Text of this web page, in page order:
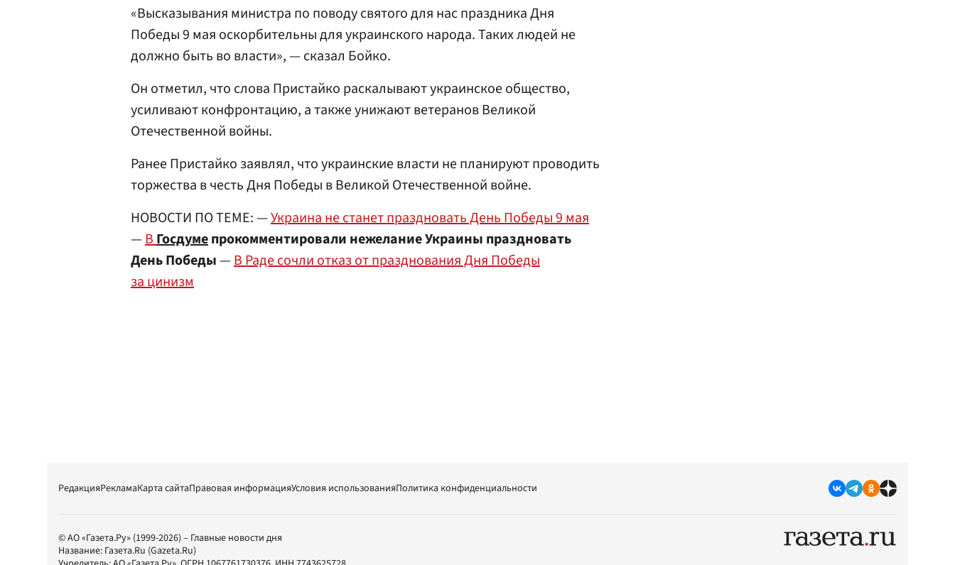
«Высказывания министра по поводу святого для нас праздника Дня
Победы 9 мая оскорбительны для украинского народа. Таких людей не
должно быть во власти», — сказал Бойко.
Он отметил, что слова Пристайко раскалывают украинское общество,
усиливают конфронтацию, а также унижают ветеранов Великой
Отечественной войны.
Ранее Пристайко заявлял, что украинские власти не планируют проводить
торжества в честь Дня Победы в Великой Отечественной войне.
НОВОСТИ ПО ТЕМЕ: —Украина не станет праздновать День Победы 9 мая
—ВГосдумепрокомментировали нежелание Украины праздновать
День Победы—В Раде cочли отказ от празднования Дня Победы
за цинизм
РедакцияРекламаКарта сайтаПравовая информацияУсловия использованияПолитика конфиденциальности
© АО «Газета.Ру» (1999-2026) – Главные новости дня
Название: Газета.Ru (Gazeta.Ru)